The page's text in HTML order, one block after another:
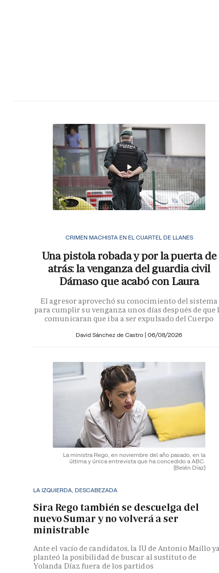
CRIMEN MACHISTA EN EL CUARTEL DE LLANES
Una pistola robada y por la puerta de
atrás: la venganza del guardia civil
Dámaso que acabó con Laura
El agresor aprovechó su conocimiento del sistema
para cumplir su venganza unos días después de que
comunicaran que iba a ser expulsado del Cuerpo
David Sánchez de Castro | 06/08/2026
La ministra Rego, en noviembre del año pasado, en la
última y única entrevista que ha concedido a ABC.
(Belén Díaz)
LA IZQUIERDA, DESCABEZADA
Sira Rego también se descuelga del
nuevo Sumar y no volverá a ser
ministrable
Ante el vacío de candidatos, la IU de Antonio Maíllo
planteó la posibilidad de buscar al sustituto de
Yolanda Díaz fuera de los partidos